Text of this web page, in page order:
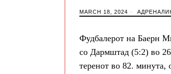
MARCH 18, 2024
Фудбалерот на Баерн
со Дармштад (5:2) во
теренот во 82. минута,